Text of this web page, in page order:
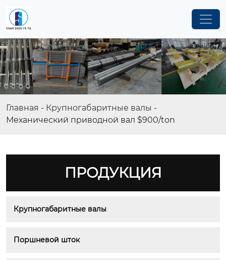
Главная - Крупногабаритные валы -
Механический приводной вал $900/ton
ПРОДУКЦИЯ
Крупногабаритные валы
Поршневой шток